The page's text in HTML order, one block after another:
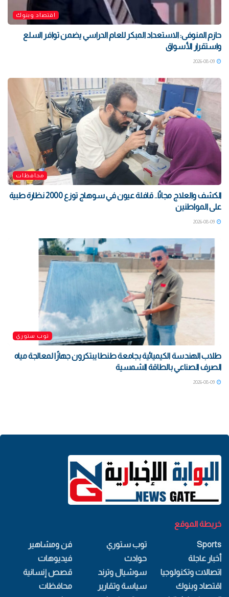
اقتصاد وبنوك
حازم المنوفى: الاستعداد المبكر للعام الدراسي يضمن توافر السلع
واستقرار الأسواق
محافظات
الكشف والعلاج مجانًا.. قافلة عيون في سوهاج توزع 2000 نظارة طبية
على المواطنين
توب ستوري
طلاب الهندسة الكيميائية بجامعة طنطا يبتكرون جهازًا لمعالجة مياه
الصرف الصناعي بالطاقة الشمسية
خريطة الموقع
Sports
أخبار عاجلة
اتصالات وتكنولوجيا
اقتصاد وبنوك
توب ستوري
حوادث
سوشيال وترند
سياسة وتقارير
فن ومشاهير
فيديوهات
قصص إنسانية
محافظات